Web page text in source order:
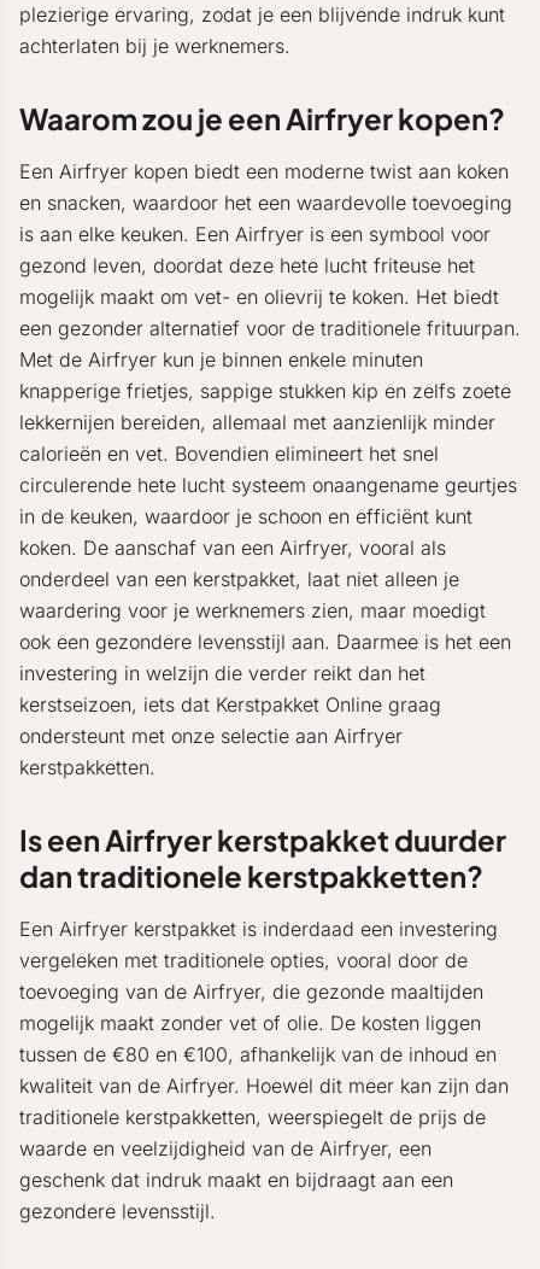
plezierige ervaring, zodat je een blijvende indruk kunt
achterlaten bij je werknemers.
Waarom zou je een Airfryer kopen?
Een Airfryer kopen biedt een moderne twist aan koken
en snacken, waardoor het een waardevolle toevoeging
is aan elke keuken. Een Airfryer is een symbool voor
gezond leven, doordat deze hete lucht friteuse het
mogelijk maakt om vet- en olievrij te koken. Het biedt
een gezonder alternatief voor de traditionele frituurpan.
Met de Airfryer kun je binnen enkele minuten
knapperige frietjes, sappige stukken kip en zelfs zoete
lekkernijen bereiden, allemaal met aanzienlijk minder
calorieën en vet. Bovendien elimineert het snel
circulerende hete lucht systeem onaangename geurtjes
in de keuken, waardoor je schoon en efficiënt kunt
koken. De aanschaf van een Airfryer, vooral als
onderdeel van een kerstpakket, laat niet alleen je
waardering voor je werknemers zien, maar moedigt
ook een gezondere levensstijl aan. Daarmee is het een
investering in welzijn die verder reikt dan het
kerstseizoen, iets dat Kerstpakket Online graag
ondersteunt met onze selectie aan Airfryer
kerstpakketten.
Is een Airfryer kerstpakket duurder
dan traditionele kerstpakketten?
Een Airfryer kerstpakket is inderdaad een investering
vergeleken met traditionele opties, vooral door de
toevoeging van de Airfryer, die gezonde maaltijden
mogelijk maakt zonder vet of olie. De kosten liggen
tussen de €80 en €100, afhankelijk van de inhoud en
kwaliteit van de Airfryer. Hoewel dit meer kan zijn dan
traditionele kerstpakketten, weerspiegelt de prijs de
waarde en veelzijdigheid van de Airfryer, een
geschenk dat indruk maakt en bijdraagt aan een
gezondere levensstijl.